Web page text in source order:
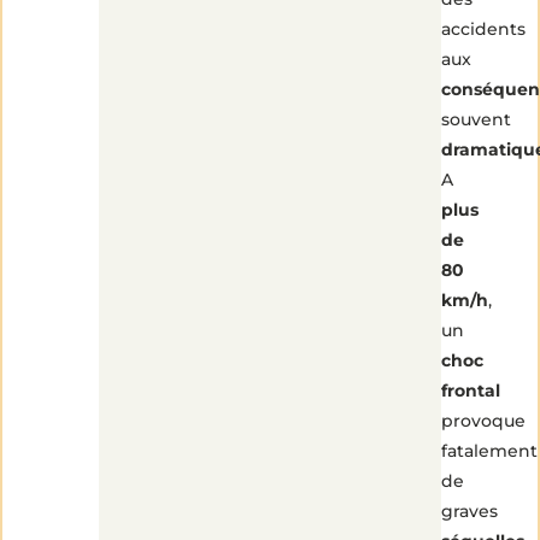
accidents
aux
souvent
A
plus
de
80
km/h,
un
choc
frontal
provoque
fatalement
de
graves